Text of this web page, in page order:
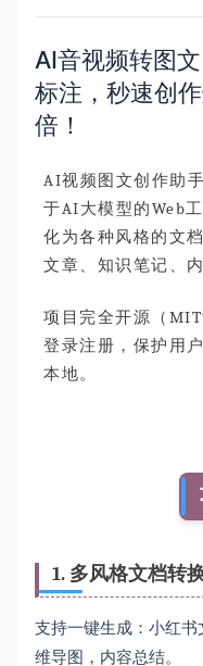
AI音视频转图
标注，秒速创
倍！
AI视频图文创作助
于AI大模型的Web
化为各种风格的文
文章、知识笔记、
项目完全开源（
登录注册，保护用
本地。
1. 多风格文档转
支持一键生成：小红
维导图，内容总结。